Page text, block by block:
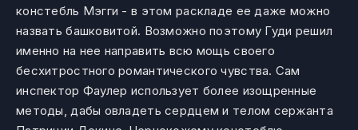
констебль Мэгги - в этом раскладе ее даже можно
назвать башковитой. Возможно поэтому Гуди решил
именно на нее направить всю мощь своего
бесхитростного романтического чувства. Сам
инспектор Фаулер использует более изощренные
методы, дабы овладеть сердцем и телом сержанта